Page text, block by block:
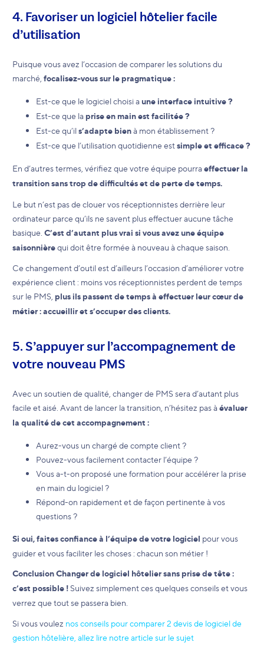
4. Favoriser un logiciel hôtelier facile
d’utilisation
Puisque vous avez l’occasion de comparer les solutions du
marché, focalisez-vous sur le pragmatique :
Est-ce que le logiciel choisi a une interface intuitive ?
Est-ce que la prise en main est facilitée ?
Est-ce qu’ils’adapte bienà mon établissement ?
Est-ce que l’utilisation quotidienne estsimple et efficace ?
En d’autres termes, vérifiez que votre équipe pourraeffectuer la
transition sans trop de difficultés et de perte de temps.
Le but n’est pas de clouer vos réceptionnistes derrière leur
ordinateur parce qu’ils ne savent plus effectuer aucune tâche
basique. C’est d’autant plus vrai si vous avez une équipe
saisonnièrequi doit être formée à nouveau à chaque saison.
Ce changement d’outil est d’ailleurs l’occasion d’améliorer votre
expérience client : moins vos réceptionnistes perdent de temps
sur le PMS, plus ils passent de temps à effectuer leur cœur de
métier : accueillir et s’occuper des clients.
5. S’appuyer sur l’accompagnement de
votre nouveau PMS
Avec un soutien de qualité, changer de PMS sera d’autant plus
facile et aisé. Avant de lancer la transition, n’hésitez pas àévaluer
la qualité de cet accompagnement :
Aurez-vous un chargé de compte client ?
Pouvez-vous facilement contacter l’équipe ?
Vous a-t-on proposé une formation pour accélérer la prise
en main du logiciel ?
Répond-on rapidement et de façon pertinente à vos
questions ?
Si oui, faites confiance à l’équipe de votre logiciel pour vous
guider et vous faciliter les choses : chacun son métier !
ConclusionChanger de logiciel hôtelier sans prise de tête :
c’est possible !Suivez simplement ces quelques conseils et vous
verrez que tout se passera bien.
Si vous voulez nos conseils pour comparer 2 devis de logiciel de
gestion hôtelière, allez lire notre article sur le sujet